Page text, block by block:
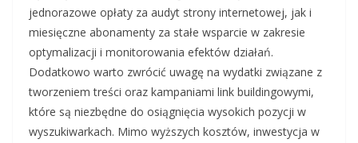
jednorazowe opłaty za audyt strony internetowej, jak i
miesięczne abonamenty za stałe wsparcie w zakresie
optymalizacji i monitorowania efektów działań.
Dodatkowo warto zwrócić uwagę na wydatki związane z
tworzeniem treści oraz kampaniami link buildingowymi,
które są niezbędne do osiągnięcia wysokich pozycji w
wyszukiwarkach. Mimo wyższych kosztów, inwestycja w